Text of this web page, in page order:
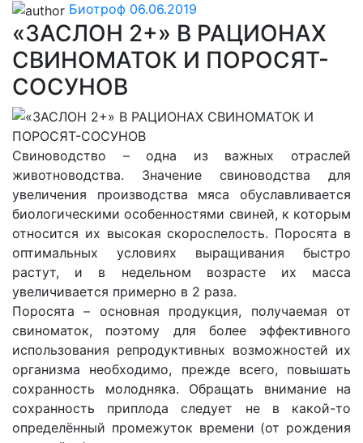
Биотроф 06.06.2019
«ЗАСЛОН 2+» В РАЦИОНАХ
СВИНОМАТОК И ПОРОСЯТ-
СОСУНОВ
Свиноводство – одна из важных отраслей
животноводства. Значение свиноводства для
увеличения производства мяса обуславливается
биологическими особенностями свиней, к которым
относится их высокая скороспелость. Поросята в
оптимальных условиях выращивания быстро
растут, и в недельном возрасте их масса
увеличивается примерно в 2 раза.
Поросята – основная продукция, получаемая от
свиноматок, поэтому для более эффективного
использования репродуктивных возможностей их
организма необходимо, прежде всего, повышать
сохранность молодняка. Обращать внимание на
сохранность приплода следует не в какой-то
определённый промежуток времени (от рождения